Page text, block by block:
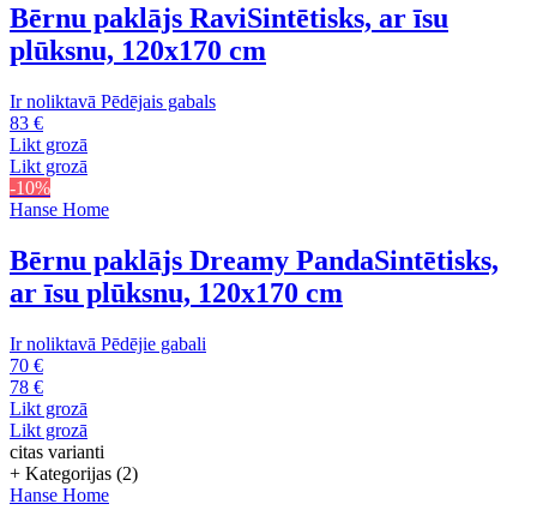
Bērnu paklājs RaviSintētisks, ar īsu
plūksnu, 120x170 cm
Ir noliktavā Pēdējais gabals
83 €
Likt grozā
Likt grozā
-10%
Hanse Home
Bērnu paklājs Dreamy PandaSintētisks,
ar īsu plūksnu, 120x170 cm
Ir noliktavā Pēdējie gabali
70 €
78 €
Likt grozā
Likt grozā
citas varianti
+ Kategorijas (2)
Hanse Home